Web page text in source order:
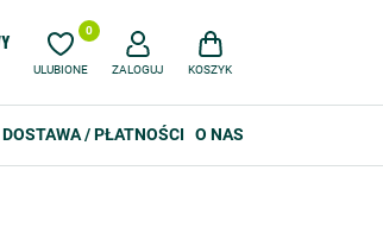
ULUBIONE
0
ZALOGUJ KOSZYK
DOSTAWA / PŁATNOŚCI O NAS